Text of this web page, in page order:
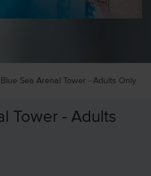
Blue Sea Arenal Tower - Adults Only
Tower - Adults